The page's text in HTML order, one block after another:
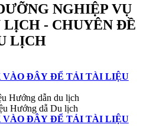
NGHIỆP VỤ
- CHUYÊN ĐỀ
LỊCH
VÀO ĐÂY ĐỂ TẢI TÀI LIỆU
VÀO ĐÂY ĐỂ TẢI TÀI LIỆU